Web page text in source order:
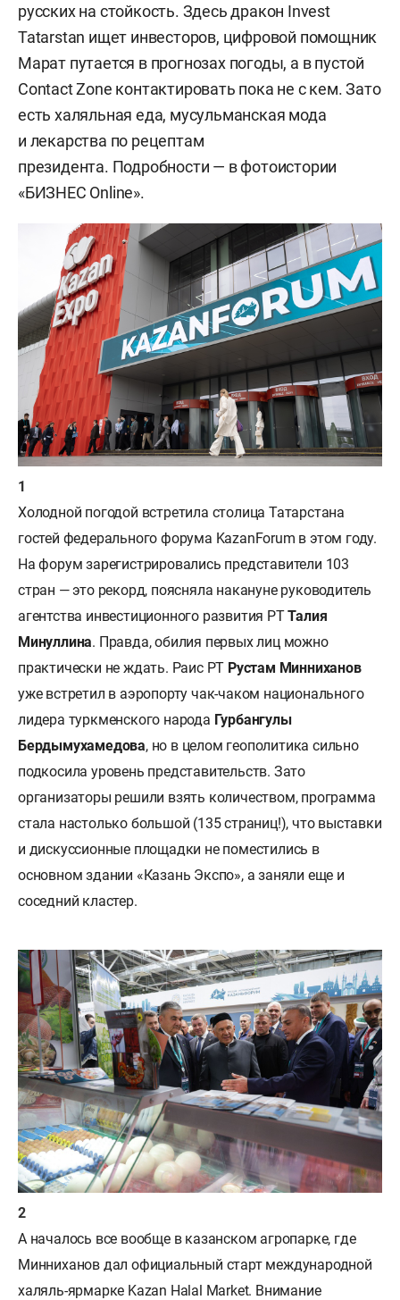
русских на стойкость. Здесь дракон Invest
Tatarstan ищет инвесторов, цифровой помощник
Марат путается в прогнозах погоды, а в пустой
Contact Zone контактировать пока не с кем. Зато
есть халяльная еда, мусульманская мода
и лекарства по рецептам
президента. Подробности — в фотоистории
«БИЗНЕС Online».
Холодной погодой встретила столица Татарстана
гостей федерального форума KazanForum в этом году.
На форум зарегистрировались представители 103
стран — это рекорд, поясняла накануне руководитель
агентства инвестиционного развития РТТалия
Минуллина. Правда, обилия первых лиц можно
практически не ждать. Раис РТ Рустам Минниханов
уже встретил в аэропорту чак-чаком национального
лидера туркменского народа Гурбангулы
Бердымухамедова, но в целом геополитика сильно
подкосила уровень представительств. Зато
организаторы решили взять количеством, программа
стала настолько большой (135 страниц!), что выставки
и дискуссионные площадки не поместились в
основном здании «Казань Экспо», а заняли еще и
соседний кластер.
А началось все вообще в казанском агропарке, где
Минниханов дал официальный старт международной
халяль-ярмарке Kazan Halal Market. Внимание